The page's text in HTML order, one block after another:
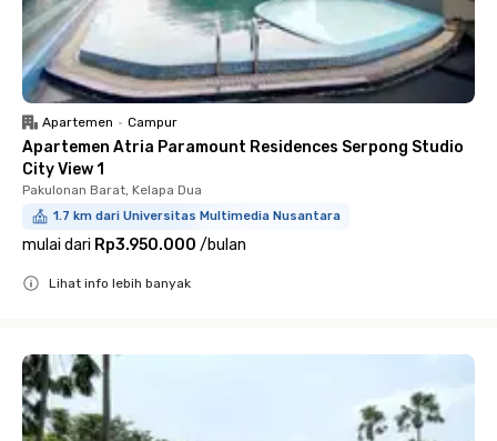
Apartemen • Campur
Apartemen Atria Paramount Residences Serpong Studio
City View 1
Pakulonan Barat, Kelapa Dua
1.7 km dari Universitas Multimedia Nusantara
mulai dari Rp3.950.000 /bulan
Lihat info lebih banyak